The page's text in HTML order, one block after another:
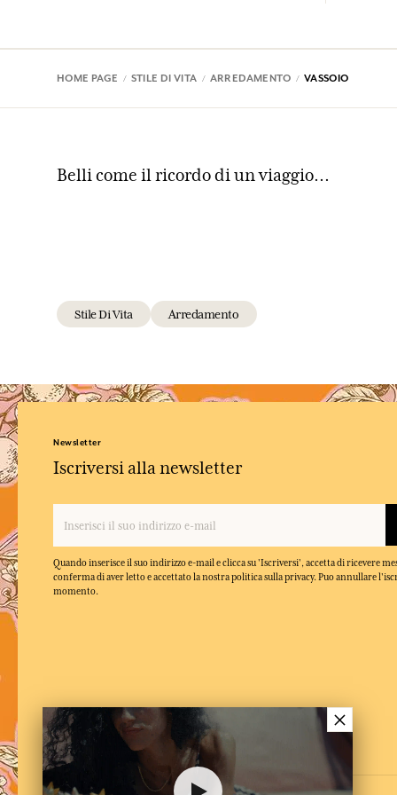
HOME PAGE STILE DI VITA ARREDAMENTO VASSOIO
Belli come il ricordo di un viaggio...
Stile Di Vita Arredamento
Newsletter
Iscriversi alla newsletter
Quando inserisce il suo indirizzo e-mail e clicca su 'Iscriversi', accetta di ricevere
conferma di aver letto e accettato la nostra politica sulla privacy. Puo annullare
momento.
×